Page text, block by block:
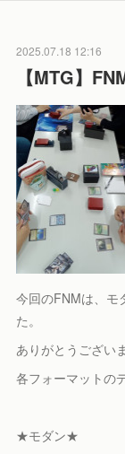
2025.07.18 12:16
【MTG】
今回のFNMは、モ
た。
ありがとうござい
各フォーマットの
★モダン★